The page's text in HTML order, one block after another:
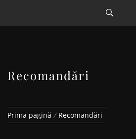
LIVIU
Recomandări
Prima pagină Recomandări